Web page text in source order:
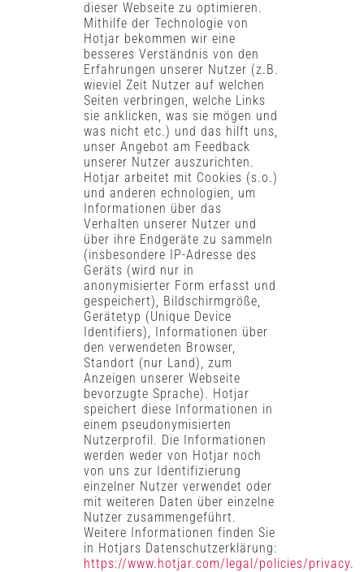
dieser Webseite zu optimieren.
Mithilfe der Technologie von
Hotjar bekommen wir eine
besseres Verständnis von den
Erfahrungen unserer Nutzer (z.B.
wieviel Zeit Nutzer auf welchen
Seiten verbringen, welche Links
sie anklicken, was sie mögen und
was nicht etc.) und das hilft uns,
unser Angebot am Feedback
unserer Nutzer auszurichten.
Hotjar arbeitet mit Cookies (s.o.)
und anderen echnologien, um
Informationen über das
Verhalten unserer Nutzer und
über ihre Endgeräte zu sammeln
(insbesondere IP-Adresse des
Geräts (wird nur in
anonymisierter Form erfasst und
gespeichert), Bildschirmgröße,
Gerätetyp (Unique Device
Identifiers), Informationen über
den verwendeten Browser,
Standort (nur Land), zum
Anzeigen unserer Webseite
bevorzugte Sprache). Hotjar
speichert diese Informationen in
einem pseudonymisierten
Nutzerprofil. Die Informationen
werden weder von Hotjar noch
von uns zur Identifizierung
einzelner Nutzer verwendet oder
mit weiteren Daten über einzelne
Nutzer zusammengeführt.
Weitere Informationen finden Sie
in Hotjars Datenschutzerklärung:
https://www.hotjar.com/legal/policies/privacy.